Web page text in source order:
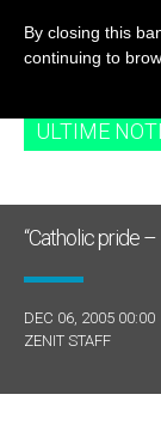
ULTIME
“Catholic pride –
DEC 06, 2005 00:00
ZENIT STAFF
By closing this
continuing to